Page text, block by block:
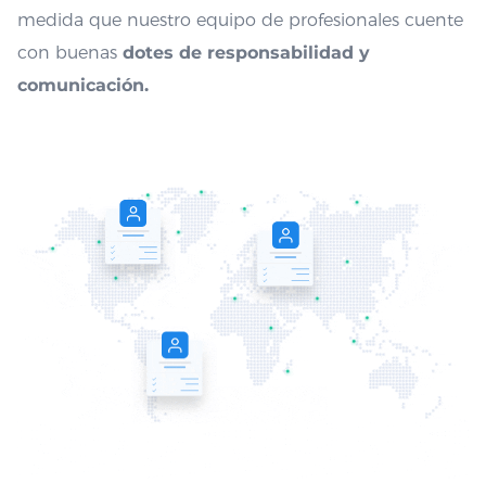
medida que nuestro equipo de profesionales cuente
con buenas dotes de responsabilidad y
comunicación.